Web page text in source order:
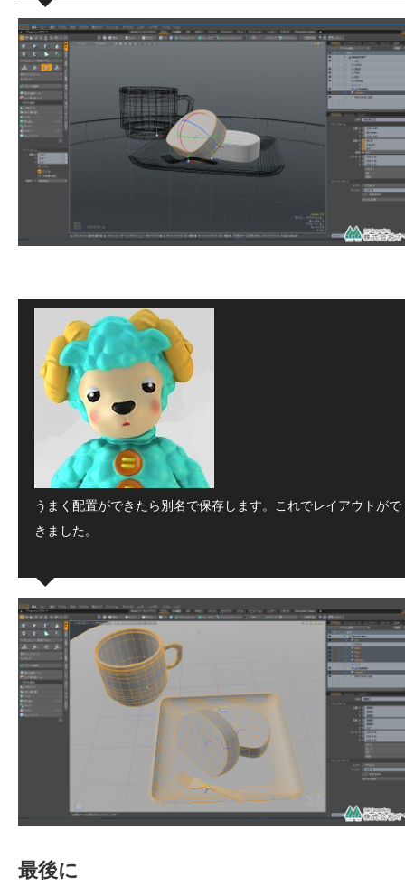
うまく配置ができたら別名で保存します。これでレイアウトがで
きました。
最後に